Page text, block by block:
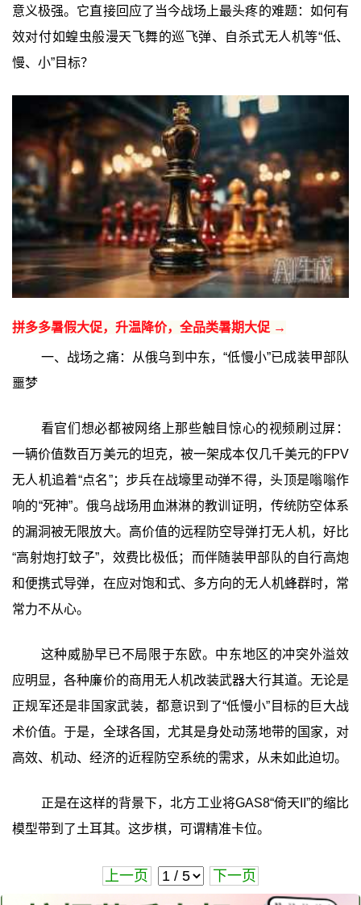
意义极强。它直接回应了当今战场上最头疼的难题：如何有
效对付如蝗虫般漫天飞舞的巡飞弹、自杀式无人机等“低、
慢、小”目标？
拼多多暑假大促，升温降价，全品类暑期大促 →
一、战场之痛：从俄乌到中东，“低慢小”已成装甲部队
噩梦
看官们想必都被网络上那些触目惊心的视频刷过屏：
一辆价值数百万美元的坦克，被一架成本仅几千美元的FPV
无人机追着“点名”；步兵在战壕里动弹不得，头顶是嗡嗡作
响的“死神”。俄乌战场用血淋淋的教训证明，传统防空体系
的漏洞被无限放大。高价值的远程防空导弹打无人机，好比
“高射炮打蚊子”，效费比极低；而伴随装甲部队的自行高炮
和便携式导弹，在应对饱和式、多方向的无人机蜂群时，常
常力不从心。
这种威胁早已不局限于东欧。中东地区的冲突外溢效
应明显，各种廉价的商用无人机改装武器大行其道。无论是
正规军还是非国家武装，都意识到了“低慢小”目标的巨大战
术价值。于是，全球各国，尤其是身处动荡地带的国家，对
高效、机动、经济的近程防空系统的需求，从未如此迫切。
正是在这样的背景下，北方工业将GAS8“倚天II”的缩比
模型带到了土耳其。这步棋，可谓精准卡位。
上一页 下一页